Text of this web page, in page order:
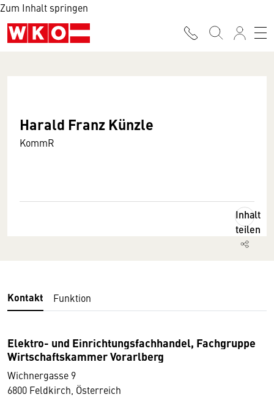
Zum Inhalt springen
Harald Franz Künzle
KommR
Inhalt
teilen
Kontakt Funktion
Elektro- und Einrichtungsfachhandel, Fachgruppe
Wirtschaftskammer Vorarlberg
Wichnergasse 9
6800 Feldkirch, Österreich